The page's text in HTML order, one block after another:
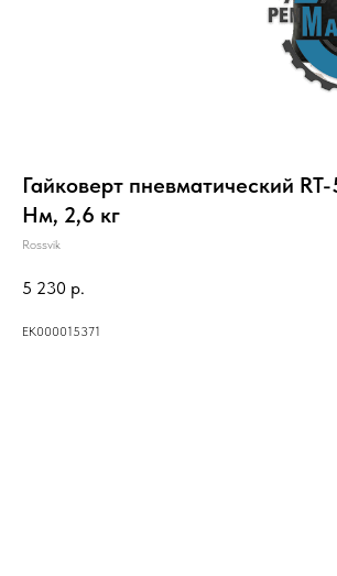
Гайковерт пневматический
Нм, 2,6 кг
Rossvik
5 230 р.
ЕК000015371